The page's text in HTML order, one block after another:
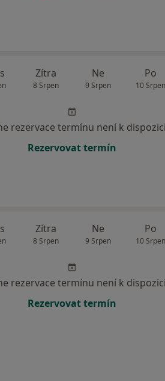
Zítra
8 Srpen
Ne
9 Srpen
Po
10 Srpen
rezervace termínu není k dispozici
Rezervovat termín
Zítra
8 Srpen
Ne
9 Srpen
Po
10 Srpen
rezervace termínu není k dispozici
Rezervovat termín